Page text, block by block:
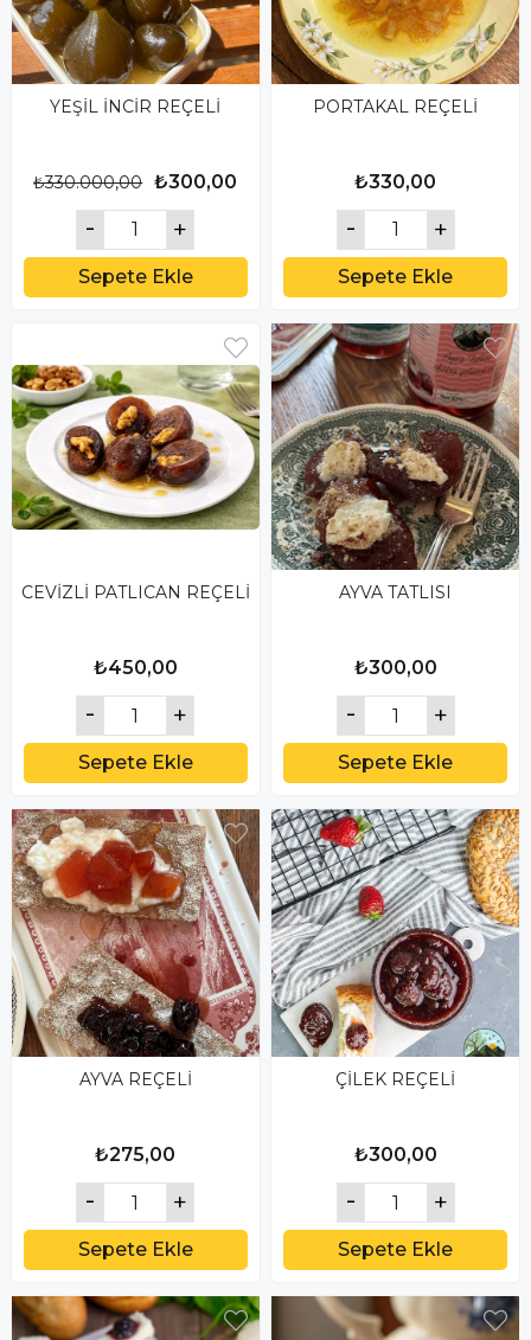
YEŞİL İNCİR REÇELİ
₺300,00
₺330.000,00
Sepete Ekle
PORTAKAL REÇELİ
₺330,00
Sepete Ekle
CEVİZLİ PATLICAN REÇELİ
₺450,00
Sepete Ekle
AYVA TATLISI
₺300,00
Sepete Ekle
AYVA REÇELİ
₺275,00
Sepete Ekle
ÇİLEK REÇELİ
₺300,00
Sepete Ekle